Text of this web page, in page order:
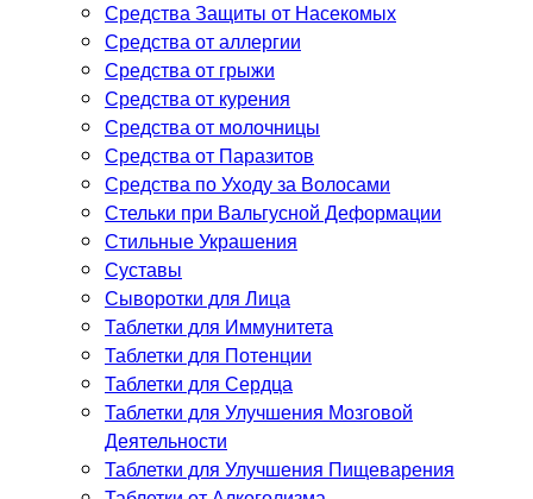
Средства Защиты от Насекомых
Средства от аллергии
Средства от грыжи
Средства от курения
Средства от молочницы
Средства от Паразитов
Средства по Уходу за Волосами
Стельки при Вальгусной Деформации
Стильные Украшения
Суставы
Сыворотки для Лица
Таблетки для Иммунитета
Таблетки для Потенции
Таблетки для Сердца
Таблетки для Улучшения Мозговой
Деятельности
Таблетки для Улучшения Пищеварения